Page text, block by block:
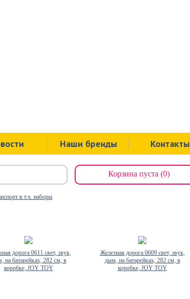
Наши бренды Контакты
Корзина пуста (0)
в т.ч. наборы
дорога 0611 свет, звук,
на батарейках, 282 см, в
коробке, JOY TOY
Железная дорога 0609 свет, звук,
дым, на батарейках, 282 см, в
коробке, JOY TOY